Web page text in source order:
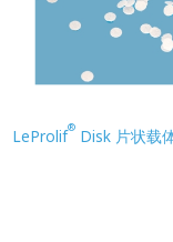
LeProlif® Disk 片状载